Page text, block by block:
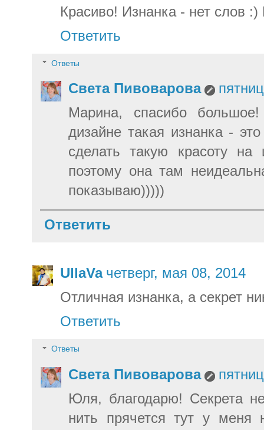
Красиво! Изнанка - нет слов
Ответить
Ответы
Света Пивоварова
Марина, спасибо
дизайне такая изнанка -
сделать такую красоту
поэтому она там
показываю)))))
Ответить
UllaVa четверг, мая 08, 2014
Отличная изнанка, а секрет
Ответить
Ответы
Света Пивоварова
Юля, благодарю! Секрета
нить прячется тут у меня